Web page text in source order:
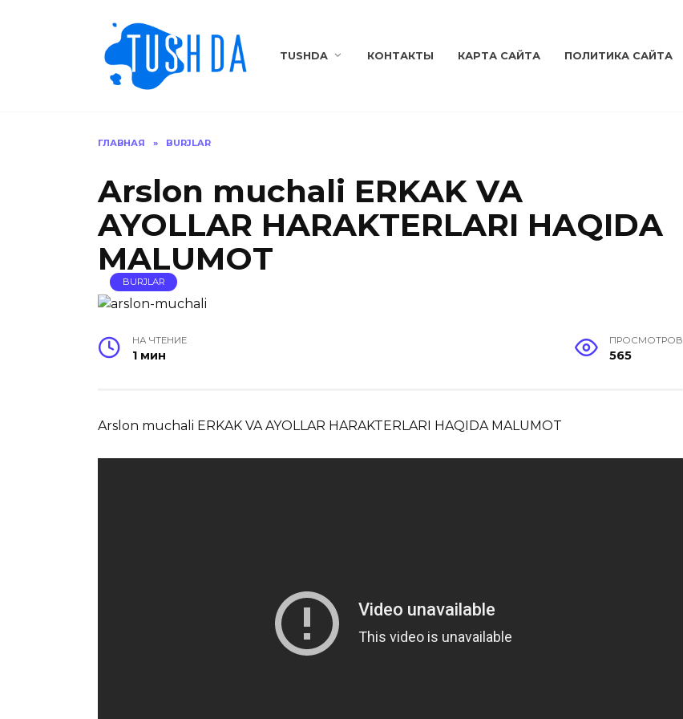
TUSHDA КОНТАКТЫ КАРТА САЙТА ПОЛИТИКА САЙТА
ГЛАВНАЯ » BURJLAR
Arslon muchali ERKAK VA
AYOLLAR HARAKTERLARI HAQIDA
MALUMOT
BURJLAR
НА ЧТЕНИЕ
1 мин
ПРОСМОТРОВ
565
Arslon muchali ERKAK VA AYOLLAR HARAKTERLARI HAQIDA MALUMOT